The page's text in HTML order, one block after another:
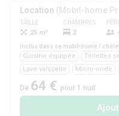
Location
TAILLE
25 m²
CHAMBRES
2 4
Inclus dans ce mobil-home /
Cuisine équipée Toilettes
Lave vaisselle
Micro-onde
De 64 € pour 1 nuit